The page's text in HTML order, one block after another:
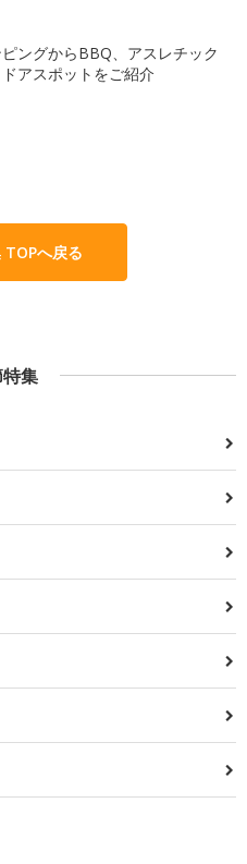
ングからBBQ、アスレチック
アスポットをご紹介
へ戻る
集